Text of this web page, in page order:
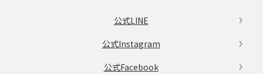
公式LINE
公式Instagram
公式Facebook